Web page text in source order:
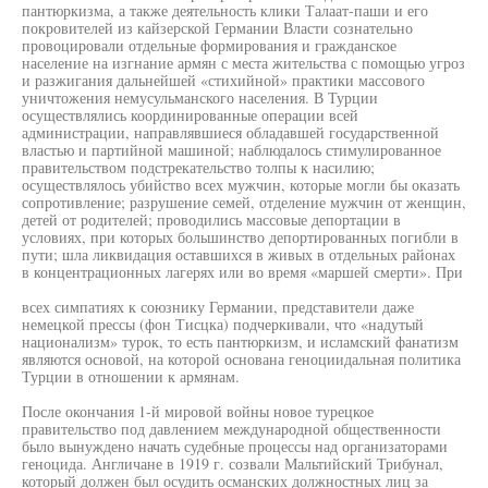
пантюркизма, а также деятельность клики Талаат-паши и его
покровителей из кайзерской Германии Власти сознательно
провоцировали отдельные формирования и гражданское
население на изгнание армян с места жительства с помощью угроз
и разжигания дальнейшей «стихийной» практики массового
уничтожения немусульманского населения. В Турции
осуществлялись координированные операции всей
администрации, направлявшиеся обладавшей государственной
властью и партийной машиной; наблюдалось стимулированное
правительством подстрекательство толпы к насилию;
осуществлялось убийство всех мужчин, которые могли бы оказать
сопротивление; разрушение семей, отделение мужчин от женщин,
детей от родителей; проводились массовые депортации в
условиях, при которых большинство депортированных погибли в
пути; шла ликвидация оставшихся в живых в отдельных районах
в концентрационных лагерях или во время «маршей смерти». При
всех симпатиях к союзнику Германии, представители даже
немецкой прессы (фон Тисцка) подчеркивали, что «надутый
национализм» турок, то есть пантюркизм, и исламский фанатизм
являются основой, на которой основана геноциидальная политика
Турции в отношении к армянам.
После окончания 1-й мировой войны новое турецкое
правительство под давлением международной общественности
было вынуждено начать судебные процессы над организаторами
геноцида. Англичане в 1919 г. созвали Мальтийский Трибунал,
который должен был осудить османских должностных лиц за